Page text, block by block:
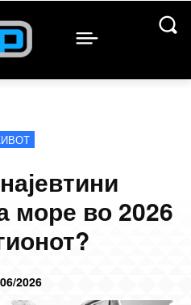
море во 2026
2026